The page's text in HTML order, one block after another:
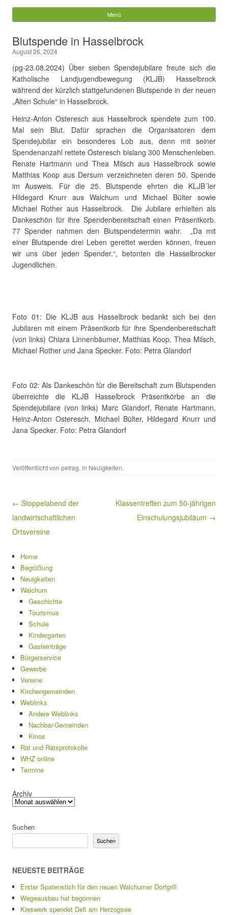
Gemeinde Walchum
nach:
Menü
Blutspende in Hasselbrock
August 26, 2024
(pg-23.08.2024) Über sieben Spendejubilare freute sich die
Katholische Landjugendbewegung (KLJB) Hasselbrock
während der kürzlich stattgefundenen Blutspende in der neuen
„Alten Schule“ in Hasselbrock.
Heinz-Anton Osteresch aus Hasselbrock spendete zum 100.
Mal sein Blut. Dafür sprachen die Organisatoren dem
Spendejubilar ein besonderes Lob aus, denn mit seiner
Spendenanzahl rettete Osteresch bislang 300 Menschenleben.
Renate Hartmann und Thea Milsch aus Hasselbrock sowie
Matthias Koop aus Dersum verzeichneten deren 50. Spende
im Ausweis. Für die 25. Blutspende ehrten die KLJB´ler
Hildegard Knurr aus Walchum und Michael Bülter sowie
Michael Rother aus Hasselbrock. Die Jubilare erhielten als
Dankeschön für ihre Spendenbereitschaft einen Präsentkorb.
77 Spender nahmen den Blutspendetermin wahr. „Da mit
einer Blutspende drei Leben gerettet werden können, freuen
wir uns über jeden Spender.“, betonten die Hasselbrocker
Jugendlichen.
Foto 01: Die KLJB aus Hasselbrock bedankt sich bei den
Jubilaren mit einem Präsentkorb für ihre Spendenbereitschaft
(von links) Chiara Linnenbäumer, Matthias Koop, Thea Milsch,
Michael Rother und Jana Specker. Foto: Petra Glandorf
Foto 02: Als Dankeschön für die Bereitschaft zum Blutspenden
überreichte die KLJB Hasselbrock Präsentkörbe an die
Spendejubilare (von links) Marc Glandorf, Renate Hartmann,
Heinz-Anton Osteresch, Michael Bülter, Hildegard Knurr und
Jana Specker. Foto: Petra Glandorf
Veröffentlicht von petrag, in Neuigkeiten.
Beitragsnavigation
← Stoppelabend der
landwirtschaftlichen
Ortsvereine
Klassentreffen zum 50-jährigen
Einschulungsjubiläum →
Home
Begrüßung
Neuigkeiten
Walchum
Geschichte
Tourismus
Schule
Kindergarten
Gasteinträge
Bürgerservice
Gewerbe
Vereine
Kirchengemeinden
Weblinks
Andere Weblinks
Nachbar-Gemeinden
Kinos
Rat und Ratsprotokolle
WHZ online
Termine
Archiv
Suchen
Suchen
NEUESTE BEITRÄGE
Erster Spatenstich für den neuen Walchumer Dorfgrill
Wegeausbau hat begonnen
Kieswerk spendet Defi am Herzogsee